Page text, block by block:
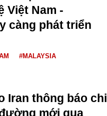
Việt Nam -
càng phát triển
#MALAYSIA
Iran thông báo chi
mới qua